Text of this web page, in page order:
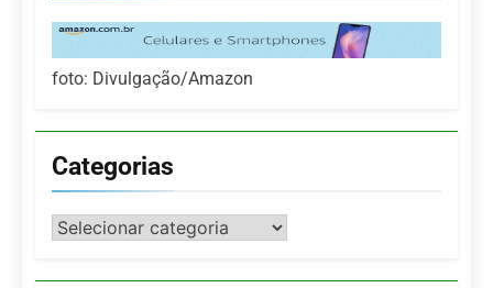
foto: Divulgação/Amazon
Categorias
Categorias